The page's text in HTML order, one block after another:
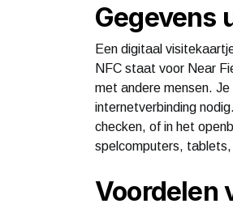
Gegevens
Een digitaal
NFC staat voor Near
met andere mensen.
internetverbinding
checken, of in het
spelcomputers,
Voordelen